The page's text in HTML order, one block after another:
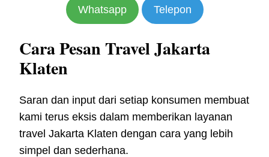
Whatsapp Telepon
Cara Pesan Travel Jakarta
Klaten
Saran dan input dari setiap konsumen membuat
kami terus eksis dalam memberikan layanan
travel Jakarta Klaten dengan cara yang lebih
simpel dan sederhana.